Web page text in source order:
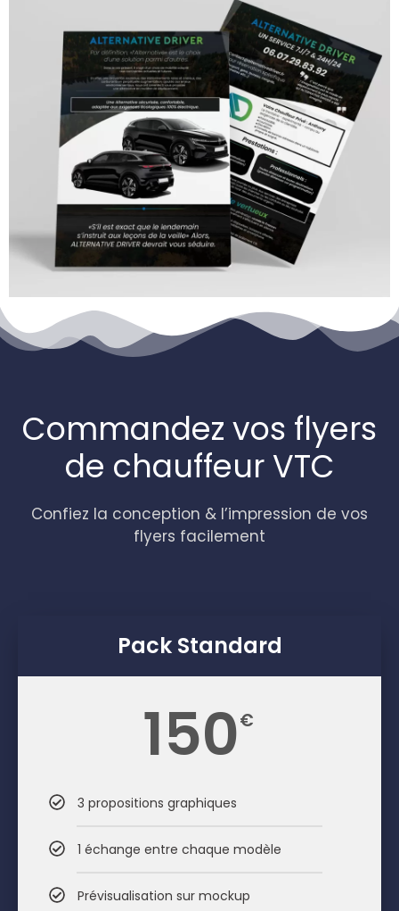
Commandez vos flyers
de chauffeur VTC
Confiez la conception & l’impression de vos
flyers facilement
Pack Standard
150€
3 propositions graphiques
1 échange entre chaque modèle
Prévisualisation sur mockup